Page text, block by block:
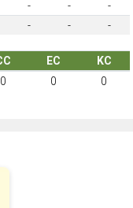
- -
-
- - -
EC
KC
0 0 0